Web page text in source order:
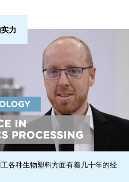
力
各种生物塑料方面有着几十年的经